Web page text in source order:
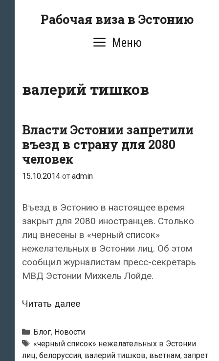
Рабочая виза в Эстонию
Меню
валерий тишков
Власти Эстонии запретили
въезд в страну для 2080
человек
15.10.2014 от admin
Въезд в Эстонию в настоящее время
закрыт для 2080 иностранцев. Столько
лиц внесены в «черный список»
нежелательных в Эстонии лиц. Об этом
сообщил журналистам пресс-секретарь
МВД Эстонии Михкель Лойде.
Читать далееВласти
запретили
въезд
в
Рубрики
Блог, Новости
Метки
«черный список» нежелательных в Эстонии
лиц, белоруссия, валерий тишков, вьетнам, запрет